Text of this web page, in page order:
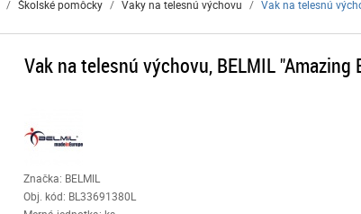
/ Školské pomôcky / Vaky na telesnú výchovu / Vak na telesnú
Vak na telesnú výchovu, BELMIL
Značka: BELMIL
Obj. kód: BL33691380L